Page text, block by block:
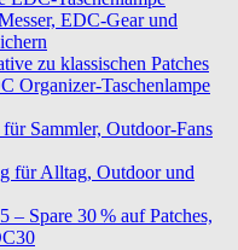
EDC-Gear und
zu klassischen Patches
Organizer-Taschenlampe
Sammler, Outdoor-Fans
für Alltag, Outdoor und
Spare 30 % auf Patches,